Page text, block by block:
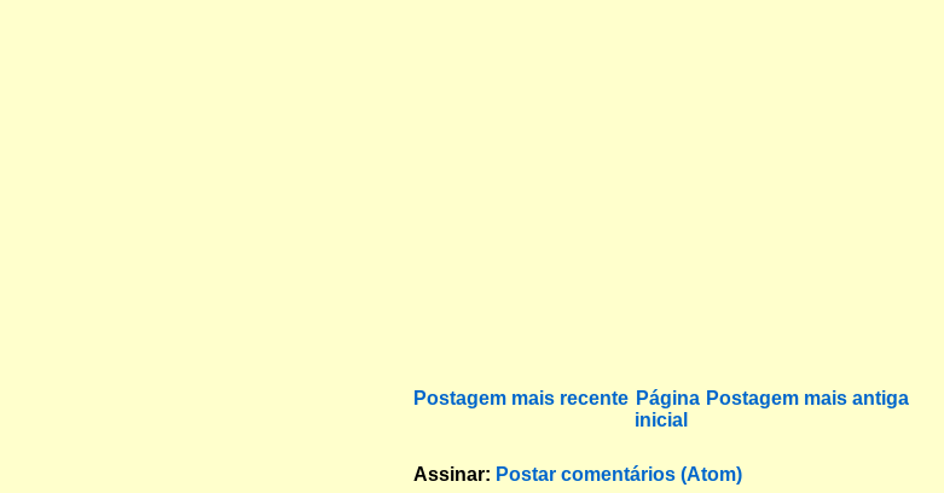
Postagem mais recente Postagem mais antiga
Página
inicial
Assinar: Postar comentários (Atom)